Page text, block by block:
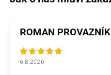
ROMAN PROVAZNÍK
6.8.2026